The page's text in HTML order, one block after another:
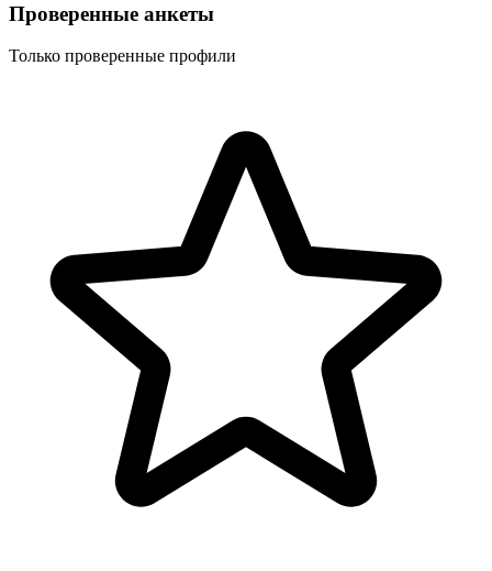
Проверенные анкеты
Только проверенные профили